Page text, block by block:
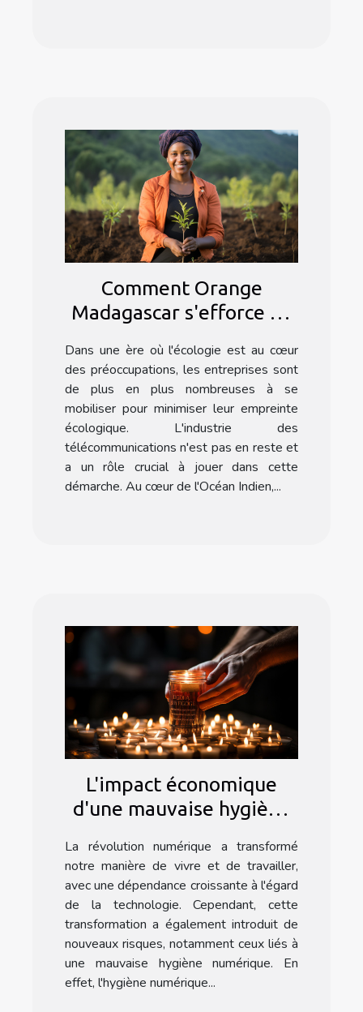
Comment Orange
Madagascar s'efforce de
écologique
Dans une ère où l'écologie est au cœur
des préoccupations, les entreprises sont
de plus en plus nombreuses à se
mobiliser pour minimiser leur empreinte
écologique. L'industrie des
télécommunications n'est pas en reste et
a un rôle crucial à jouer dans cette
démarche. Au cœur de l'Océan Indien,...
L'impact économique
d'une mauvaise hygiène
La révolution numérique a transformé
notre manière de vivre et de travailler,
avec une dépendance croissante à l'égard
de la technologie. Cependant, cette
transformation a également introduit de
nouveaux risques, notamment ceux liés à
une mauvaise hygiène numérique. En
effet, l'hygiène numérique...